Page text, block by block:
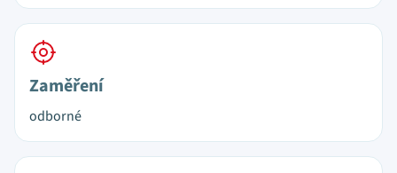
Zaměření
odborné